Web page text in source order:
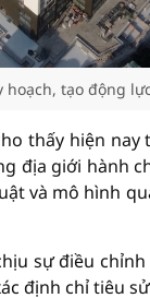
hoạch, tạo động
thấy hiện
địa giới hành
và mô hình
sự điều
định chỉ tiêu